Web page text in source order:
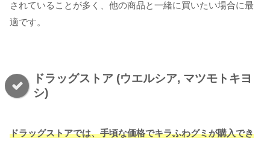
されていることが多く、他の商品と一緒に買いたい場合に最
適です。
ドラッグストア (ウエルシア, マツモトキヨ
シ)
ドラッグストアでは、手頃な価格でキラふわグミが購入でき